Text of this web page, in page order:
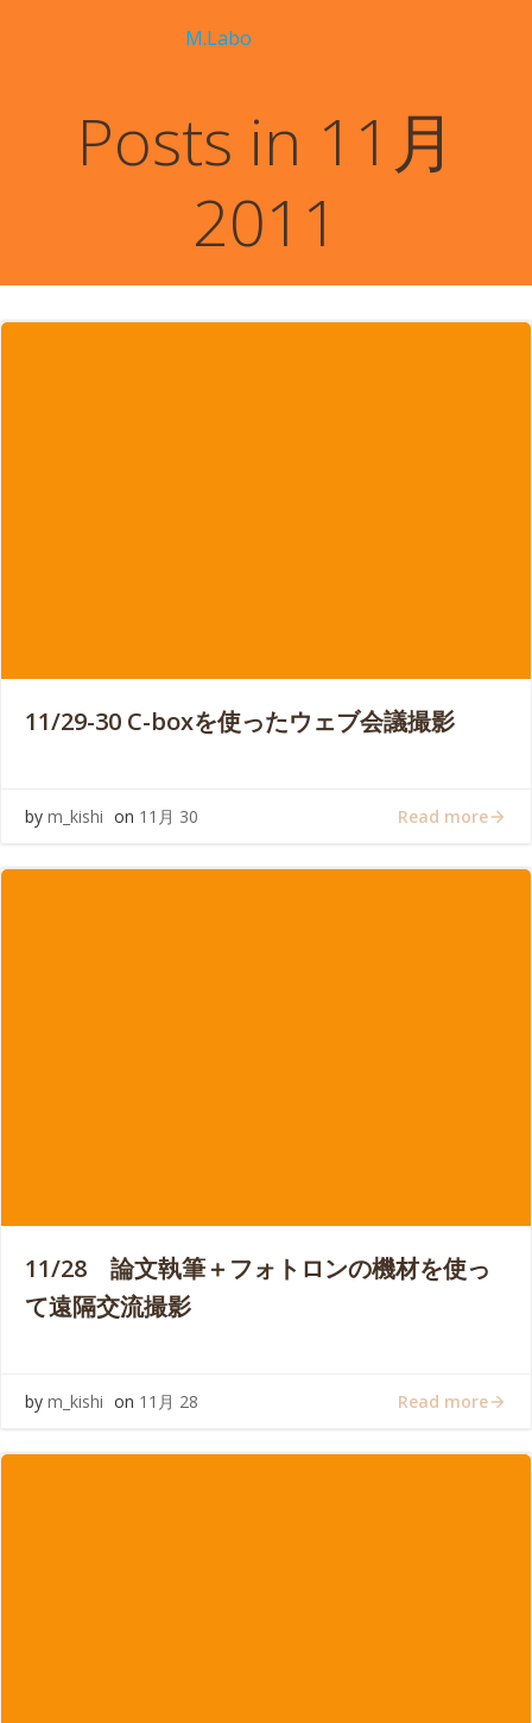
ツ
キ
M.Labo
Posts in 11月
2011
11/29-30 C-boxを使ったウェブ会議撮影
by m_kishi on 11月 30 Read more
11/28 論文執筆＋フォトロンの機材を使っ
て遠隔交流撮影
by m_kishi on 11月 28 Read more